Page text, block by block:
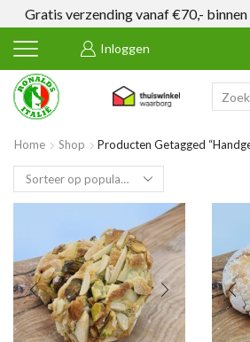
Gratis verzending vanaf €70,-
Inloggen
Home Shop
Producten Getagged